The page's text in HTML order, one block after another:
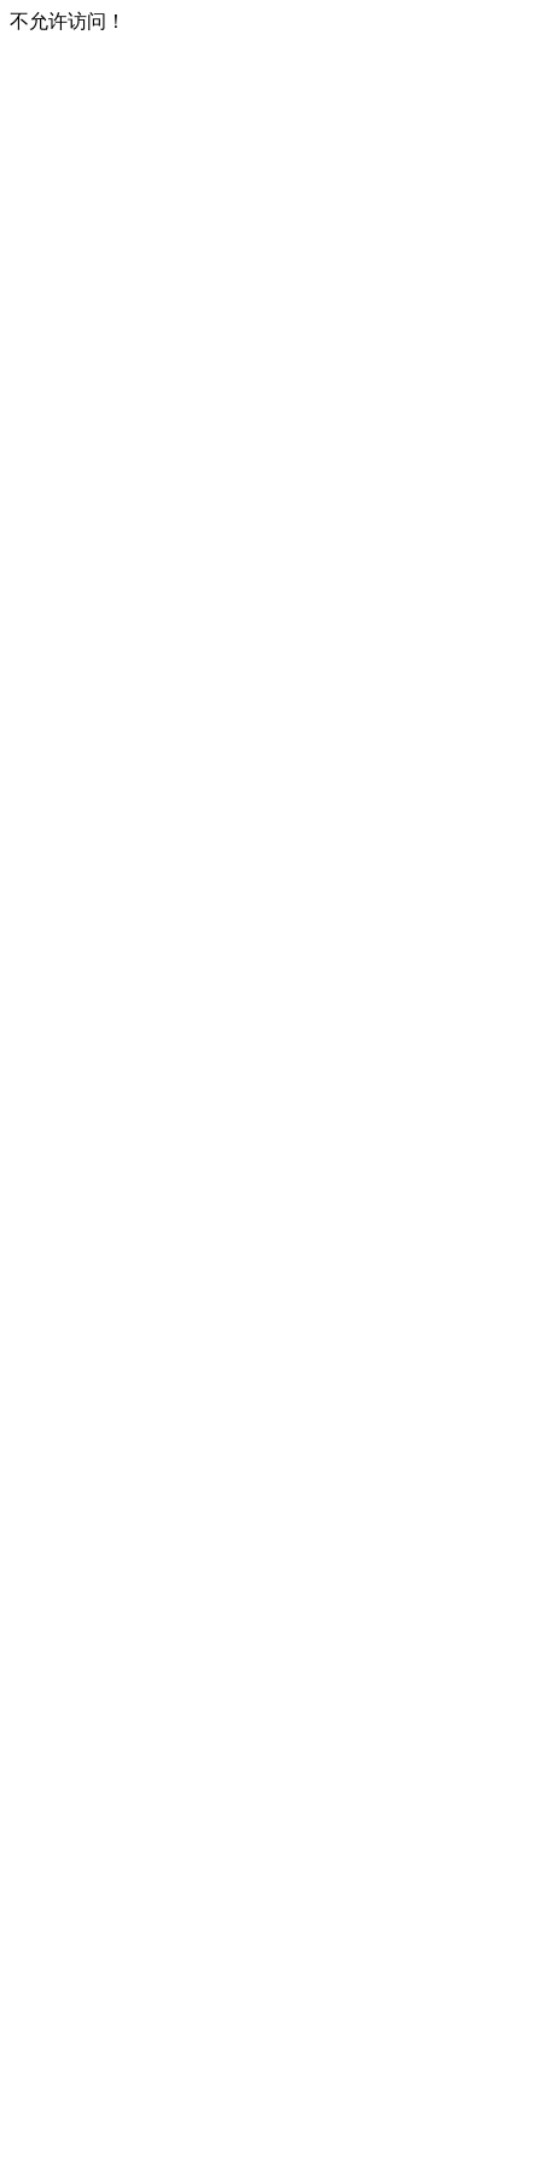
不允许访问！